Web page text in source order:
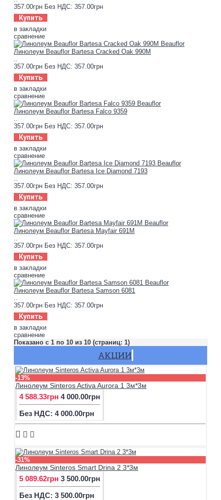
357.00грн Без НДС: 357.00грн
Купить
в закладки
сравнение
Линолеум Beauflor Bartesa Cracked Oak 990M
357.00грн Без НДС: 357.00грн
Купить
в закладки
сравнение
Линолеум Beauflor Bartesa Falco 9359
357.00грн Без НДС: 357.00грн
Купить
в закладки
сравнение
Линолеум Beauflor Bartesa Ice Diamond 7193
357.00грн Без НДС: 357.00грн
Купить
в закладки
сравнение
Линолеум Beauflor Bartesa Mayfair 691M
357.00грн Без НДС: 357.00грн
Купить
в закладки
сравнение
Линолеум Beauflor Bartesa Samson 6081
357.00грн Без НДС: 357.00грн
Купить
в закладки
сравнение
Показано с 1 по 10 из 10 (страниц: 1)
АКЦИИ
-13%
Линолеум Sinteros Activa Aurora 1 3м*3м
4 588.33грн 4 000.00грн
Без НДС: 4 000.00грн
-31%
Линолеум Sinteros Smart Drina 2 3*3м
5 089.62грн 3 500.00грн
Без НДС: 3 500.00грн